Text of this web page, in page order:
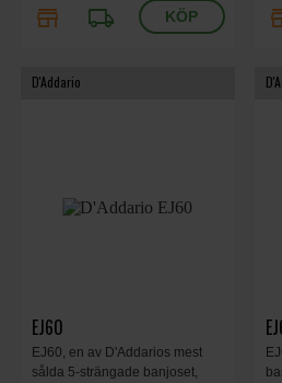
store local_shipping
D'Addario
EJ60
EJ60, en av D'Addarios mest
sålda 5-strängade banjoset,